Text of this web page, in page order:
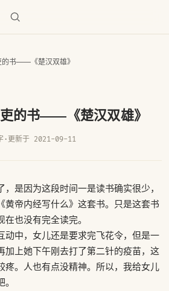
的书——《楚汉双雄》
的书——《楚汉双雄》
· 更新于 2021-09-11
是因为这段时间一是读书确实很少，
黄帝内经写什么》这套书。只是这套书
也没有完全读完。
动中，女儿还是要求完飞花令，但是一
加上她下午刚去打了第二针的疫苗，这
疼。人也有点没精神。所以，我给女儿